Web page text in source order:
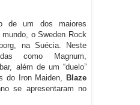
de um dos maiores
o Sweden Rock
na Suécia. Neste
como Magnum,
além de um “duelo”
do Iron Maiden, Blaze
se apresentaram no